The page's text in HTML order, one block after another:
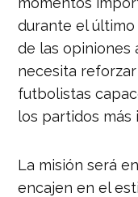
durante el
de las opiniones
necesita
futbolistas
los partidos más
La misión será
encajen en el